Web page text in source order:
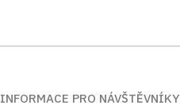
INFORMACE PRO NÁVŠTĚVNÍKY